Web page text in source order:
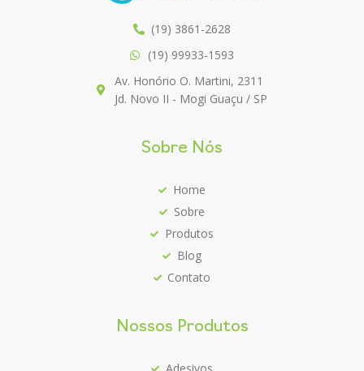
(19) 3861-2628
(19) 99933-1593
Av. Honório O. Martini, 2311
Jd. Novo II - Mogi Guaçu / SP
Sobre Nós
Home
Sobre
Produtos
Blog
Contato
Nossos Produtos